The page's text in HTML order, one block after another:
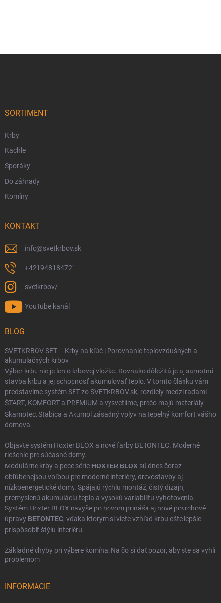
SORTIMENT
Krby
Kachle
Sporáky
Do záhrady
Komíny
KONTAKT
info@svetkrbov.sk
+421948184721
svetkrbov/
YouTube kanál
BLOG
SVETKRBOV SET – Krby na kľúč | Porovnanie teplovzdušných a
akumulačných krbov
Výber krbu nie je len o krbovej vložke. Rovnako dôležitá je aj samotná
stavba krbu a jej schopnosť akumulovať teplo. V tomto článku vám
predstavíme systém SET zo SVETKRBOV.sk, rozdiely medzi radami
ŠTART, KOMFORT a PREMIUM a vysvetlíme, prečo majú materiály
Skamotec, Stabica a Akumol zásadný vplyv na tepelný komfort vášho
domova.
Objavte systém Hoxter BLOX a nové farby BETONTEC. Moderné
riešenie pre súčasné domy.
Modulárne krby a pece série HOXTER BLOX sú dnes čoraz
obľúbenejšou voľbou pre moderné interiéry, drevostavby aj
nízkoenergetické domy. Spájajú rýchlu montáž, čistý dizajn,
premyslenú akumuláciu tepla a vysokú variabilitu vyhotovenia.
Systém Hoxter BLOX navyše po novom prináša aj nové povrchové
úpravy BETONTEC, vďaka ktorým si viete vzhľad krbu ešte lepšie
prispôsobiť štýlu interiéru.
Základné chyby pri výbere komína: Na čo si dať pozor, aby ste sa vyhli
problémom
INFORMÁCIE